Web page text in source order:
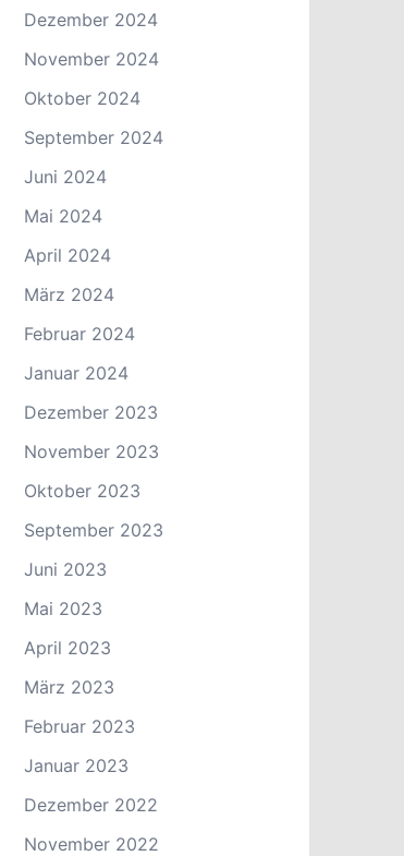
Dezember 2024
November 2024
Oktober 2024
September 2024
Juni 2024
Mai 2024
April 2024
März 2024
Februar 2024
Januar 2024
Dezember 2023
November 2023
Oktober 2023
September 2023
Juni 2023
Mai 2023
April 2023
März 2023
Februar 2023
Januar 2023
Dezember 2022
November 2022